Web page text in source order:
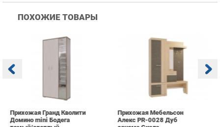
Прихожая Гранд Кволити
Домино mini Бодега
Купить
Алекс PR-0028 Дуб
Коллекции О проекте Весь мир